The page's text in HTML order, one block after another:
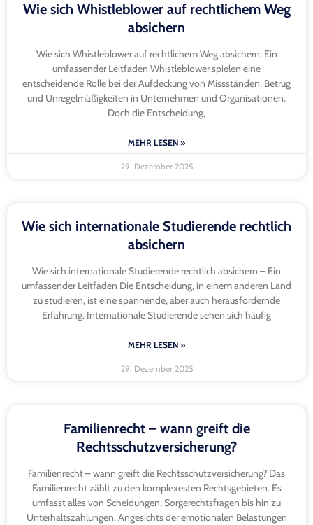
Wie sich Whistleblower auf rechtlichem Weg
absichern
Wie sich Whistleblower auf rechtlichem Weg absichern: Ein
umfassender Leitfaden Whistleblower spielen eine
entscheidende Rolle bei der Aufdeckung von Missständen, Betrug
und Unregelmäßigkeiten in Unternehmen und Organisationen.
Doch die Entscheidung,
MEHR LESEN »
29. Dezember 2025
Wie sich internationale Studierende rechtlich
absichern
Wie sich internationale Studierende rechtlich absichern – Ein
umfassender Leitfaden Die Entscheidung, in einem anderen Land
zu studieren, ist eine spannende, aber auch herausfordernde
Erfahrung. Internationale Studierende sehen sich häufig
MEHR LESEN »
29. Dezember 2025
Familienrecht – wann greift die
Rechtsschutzversicherung?
Familienrecht – wann greift die Rechtsschutzversicherung? Das
Familienrecht zählt zu den komplexesten Rechtsgebieten. Es
umfasst alles von Scheidungen, Sorgerechtsfragen bis hin zu
Unterhaltszahlungen. Angesichts der emotionalen Belastungen